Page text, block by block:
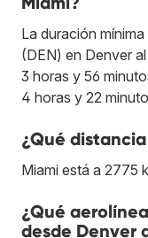
La duración
(DEN) en Denver
3 horas y 56
4 horas y 22
¿Qué
Miami está a 2775
¿Qué
desde Denver